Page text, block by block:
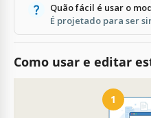
Quão fácil é usar o
É projetado para ser
Como usar e editar
1